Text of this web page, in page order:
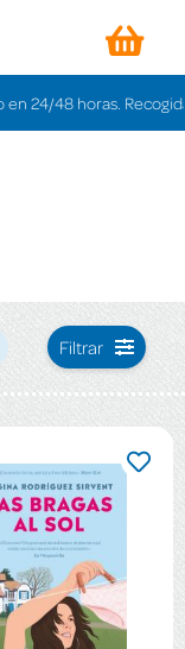
48 horas. Recogida
Filtrar